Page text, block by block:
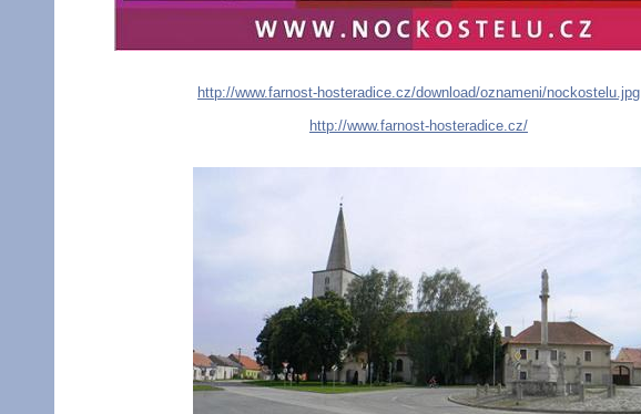
http://www.farnost-hosteradice.cz/download/oznameni/nockostelu.jpg
http://www.farnost-hosteradice.cz/